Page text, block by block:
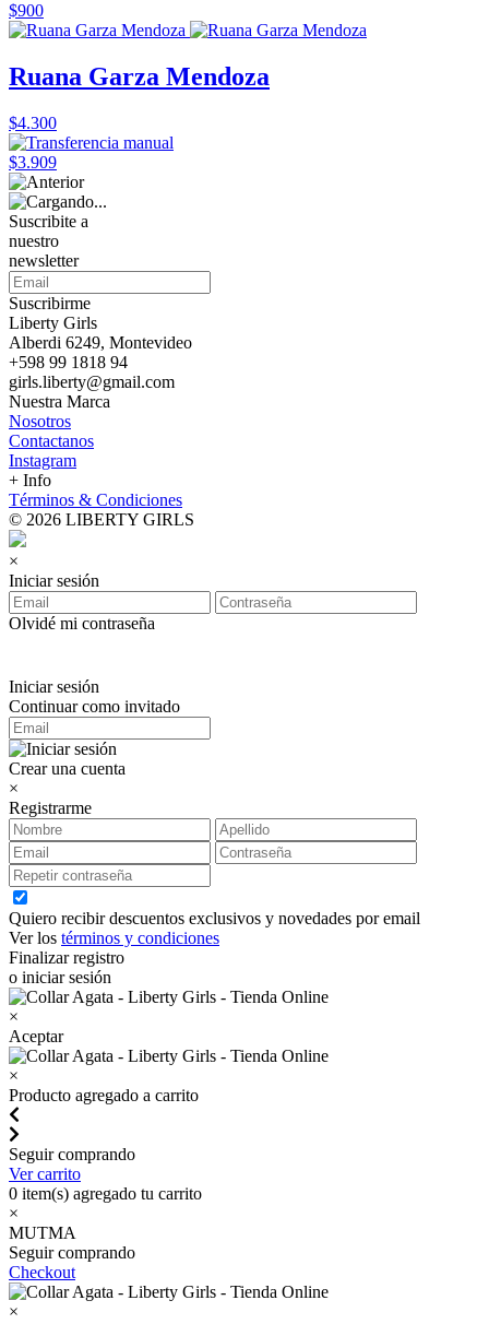
$900
Ruana Garza Mendoza
$4.300
$3.909
Suscribite a
nuestro
newsletter
Suscribirme
Liberty Girls
Alberdi 6249, Montevideo
+598 99 1818 94
girls.liberty@gmail.com
Nuestra Marca
Nosotros
Contactanos
Instagram
+ Info
Términos & Condiciones
© 2026 LIBERTY GIRLS
×
Iniciar sesión
Olvidé mi contraseña
Iniciar sesión
Continuar como invitado
Crear una cuenta
×
Registrarme
Quiero recibir descuentos exclusivos y novedades por email
Ver los términos y condiciones
Finalizar registro
o iniciar sesión
×
Aceptar
×
Producto agregado a carrito
Seguir comprando
Ver carrito
0 item(s) agregado tu carrito
×
MUTMA
Seguir comprando
Checkout
×